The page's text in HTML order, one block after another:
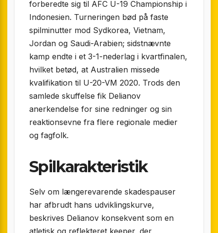
forberedte sig til AFC U-19 Championship i
Indonesien. Turneringen bød på faste
spilminutter mod Sydkorea, Vietnam,
Jordan og Saudi-Arabien; sidstnævnte
kamp endte i et 3-1-nederlag i kvartfinalen,
hvilket betød, at Australien missede
kvalifikation til U-20-VM 2020. Trods den
samlede skuffelse fik Delianov
anerkendelse for sine redninger og sin
reaktionsevne fra flere regionale medier
og fagfolk.
Spilkarakteristik
Selv om længerevarende skadespauser
har afbrudt hans udviklingskurve,
beskrives Delianov konsekvent som en
atletisk og reflekteret keeper, der